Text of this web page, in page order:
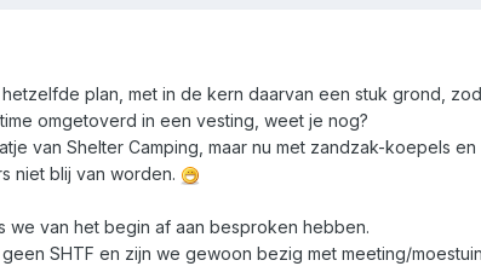
plan, met in de kern daarvan een stuk grond,
omgetoverd in een vesting, weet je nog?
van Shelter Camping, maar nu met zandzak-koepels
niet blij van worden.
we van het begin af aan besproken hebben.
SHTF en zijn we gewoon bezig met meeting/